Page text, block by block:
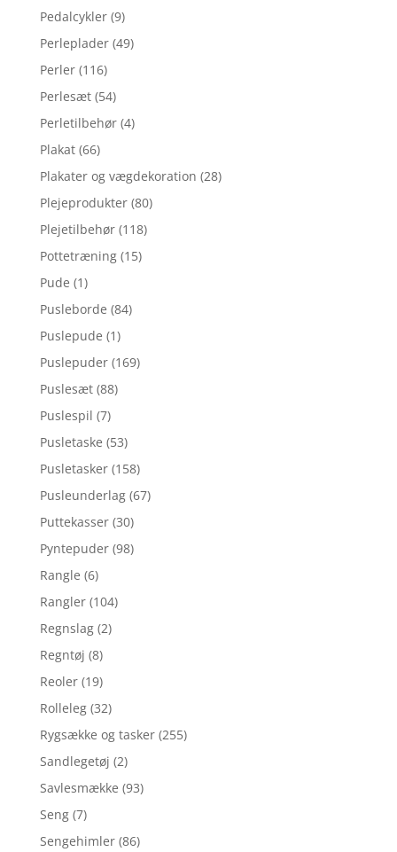
Pedalcykler (9)
Perleplader (49)
Perler (116)
Perlesæt (54)
Perletilbehør (4)
Plakat (66)
Plakater og vægdekoration (28)
Plejeprodukter (80)
Plejetilbehør (118)
Pottetræning (15)
Pude (1)
Pusleborde (84)
Puslepude (1)
Puslepuder (169)
Puslesæt (88)
Puslespil (7)
Pusletaske (53)
Pusletasker (158)
Pusleunderlag (67)
Puttekasser (30)
Pyntepuder (98)
Rangle (6)
Rangler (104)
Regnslag (2)
Regntøj (8)
Reoler (19)
Rolleleg (32)
Rygsække og tasker (255)
Sandlegetøj (2)
Savlesmække (93)
Seng (7)
Sengehimler (86)